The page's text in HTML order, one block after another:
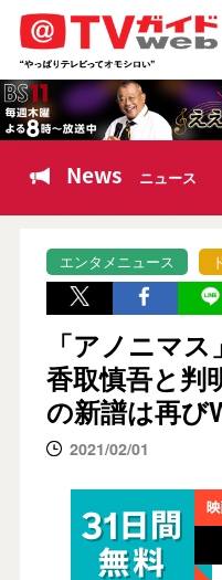
News ニュース
エンタメニュース
「アノニマ
香取慎吾と判
の新譜は再び
2021/02/01